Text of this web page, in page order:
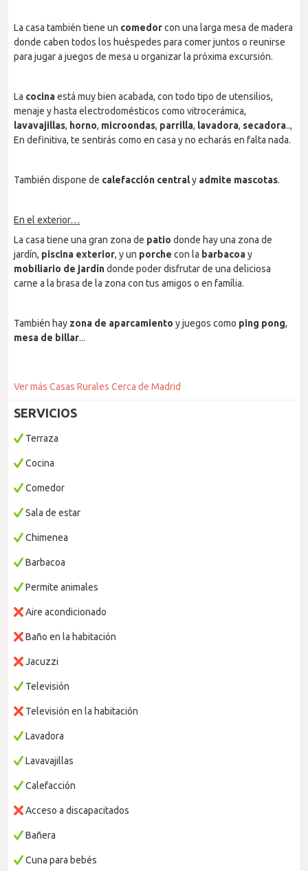
La casa también tiene un comedorcon una larga mesa de madera
donde caben todos los huéspedes para comer juntos o reunirse
para jugar a juegos de mesa u organizar la próxima excursión.
La cocinaestá muy bien acabada, con todo tipo de utensilios,
menaje y hasta electrodomésticos como vitrocerámica,
lavavajillas, horno, microondas, parrilla, lavadora, secadora..,
En definitiva, te sentirás como en casa y no echarás en falta nada.
También dispone de calefacción centraly admite mascotas.
En el exterior…
La casa tiene una gran zona de patio donde hay una zona de
jardín, piscina exterior, y un porche con la barbacoay
mobiliario de jardíndonde poder disfrutar de una deliciosa
carne a la brasa de la zona con tus amigos o en família.
También hay zona de aparcamiento y juegos como ping pong,
mesa de billar...
Ver más Casas Rurales Cerca de Madrid
SERVICIOS
Terraza
Cocina
Comedor
Sala de estar
Chimenea
Barbacoa
Permite animales
Aire acondicionado
Baño en la habitación
Jacuzzi
Televisión
Televisión en la habitación
Lavadora
Lavavajillas
Calefacción
Acceso a discapacitados
Bañera
Cuna para bebés